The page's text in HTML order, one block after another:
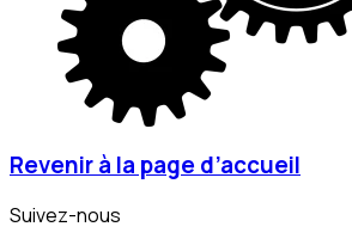
Revenir à la page d’accueil
Suivez-nous